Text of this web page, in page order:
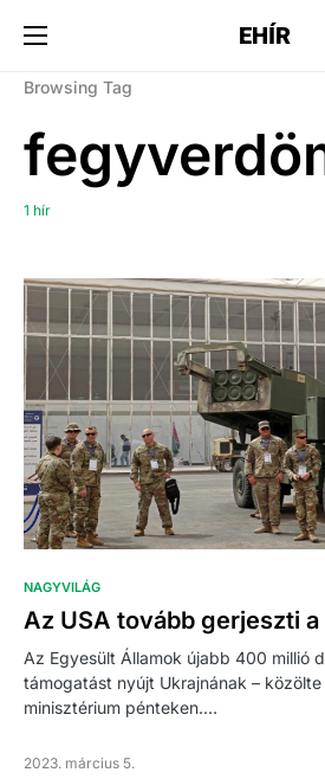
EHÍR
Browsing Tag
1 hír
NAGYVILÁG
Az USA tovább gerjeszti
Az Egyesült Államok újabb 400 millió
támogatást nyújt Ukrajnának –
minisztérium pénteken.…
2023. március 5.